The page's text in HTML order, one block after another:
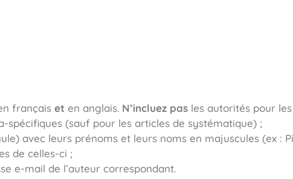
français et en anglais. N’incluez pas les autorités pour
spécifiques (sauf pour les articles de systématique) ;
avec leurs prénoms et leurs noms en majuscules (ex :
de celles-ci ;
e-mail de l’auteur correspondant.